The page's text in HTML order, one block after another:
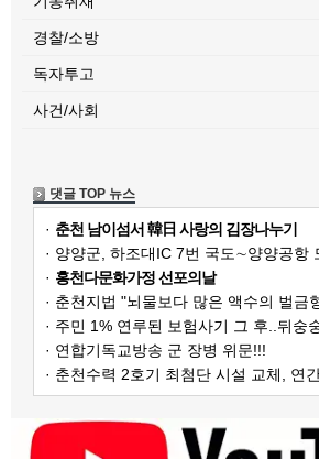
경찰/소방
독자투고
사건/사회
댓글 TOP 뉴스
· 춘천 남이섬서 韓日 사랑의 김장나누기
· 양양군, 하조대IC 7번 국도∼양양공항
· 홍천다문화가정 선포의날
· 춘천지법 "뇌물보다 많은 액수의 벌금형 병
· 주민 1% 연루된 보험사기 그 후..뒤숭
· 연합기독교방송 군 장병 위문!!!
· 춘천수력 2호기 최첨단 시설 교체, 연간 11여 억원 수익